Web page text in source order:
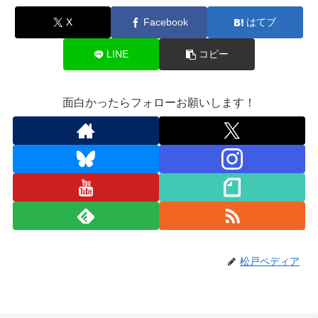
X Facebook はてブ
LINE コピー
面白かったらフォローお願いします！
松戸ペディア